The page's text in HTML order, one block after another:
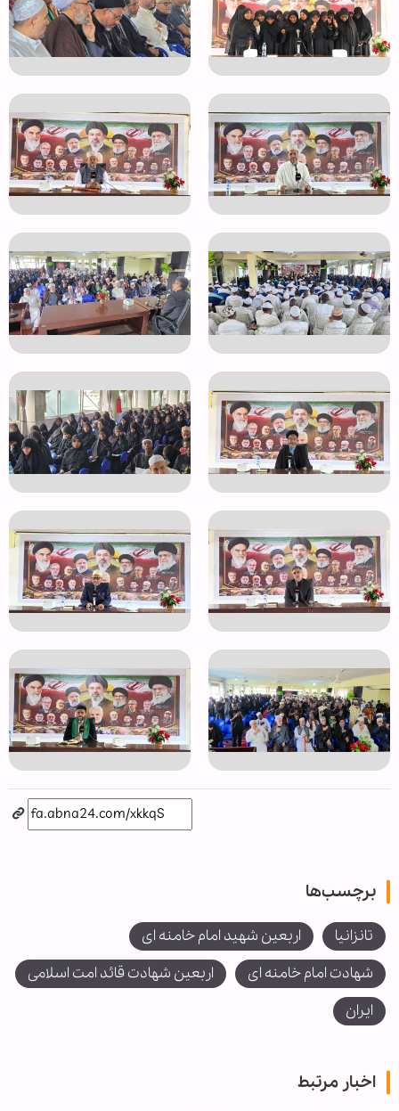
برچسب‌ها
تانزانیا
اربعین شهید امام خامنه ای
شهادت امام خامنه ای
اربعین شهادت قائد امت اسلامی
ایران
اخبار مرتبط